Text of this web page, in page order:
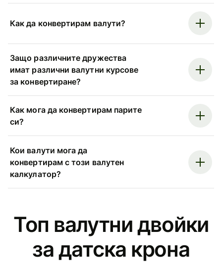
Как да конвертирам валути?
Защо различните дружества
имат различни валутни курсове
за конвертиране?
Как мога да конвертирам парите
си?
Кои валути мога да
конвертирам с този валутен
калкулатор?
Топ валутни двойки
за датска крона